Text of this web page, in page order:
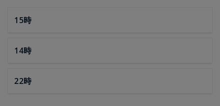
15時
14時
22時